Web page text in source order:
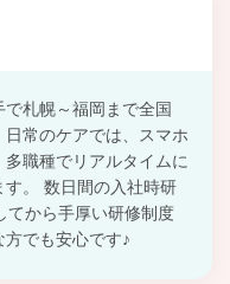
札幌～福岡まで全国
常のケアでは、スマホ
職種でリアルタイムに
。 数日間の入社時研
てから手厚い研修制度
でも安心です♪